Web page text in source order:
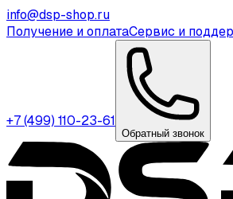
info@dsp-shop.ru
Получение и оплатаСервис и
+7 (499) 110-23-61
Обратный звонок